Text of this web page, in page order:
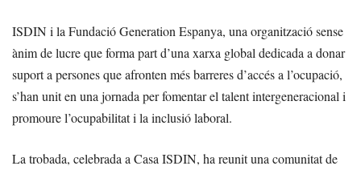
ISDIN i la Fundació Generation Espanya, una organització sense
ànim de lucre que forma part d’una xarxa global dedicada a donar
suport a persones que afronten més barreres d’accés a l’ocupació,
s’han unit en una jornada per fomentar el talent intergeneracional i
promoure l’ocupabilitat i la inclusió laboral.
La trobada, celebrada a Casa ISDIN, ha reunit una comunitat de